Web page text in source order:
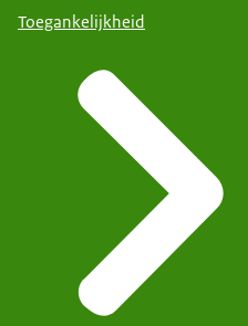
Toegankelijkheid